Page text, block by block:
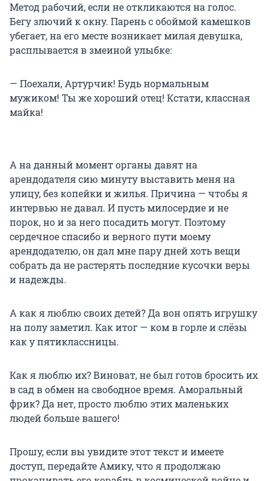
Метод рабочий, если не откликаются на голос.
Бегу злючий к окну. Парень с обоймой камешков
убегает, на его месте возникает милая девушка,
расплывается в змеиной улыбке:
— Поехали, Артурчик! Будь нормальным
мужиком! Ты же хороший отец! Кстати, классная
майка!
А на данный момент органы давят на
арендодателя сию минуту выставить меня на
улицу, без копейки и жилья. Причина — чтобы я
интервью не давал. И пусть милосердие и не
порок, но и за него посадить могут. Поэтому
сердечное спасибо и верного пути моему
арендодателю, он дал мне пару дней хоть вещи
собрать да не растерять последние кусочки веры
и надежды.
А как я люблю своих детей? Да вон опять игрушку
на полу заметил. Как итог — ком в горле и слёзы
как у пятиклассницы.
Как я люблю их? Виноват, не был готов бросить их
в сад в обмен на свободное время. Аморальный
фрик? Да нет, просто люблю этих маленьких
людей больше вашего!
Прошу, если вы увидите этот текст и имеете
доступ, передайте Амику, что я продолжаю